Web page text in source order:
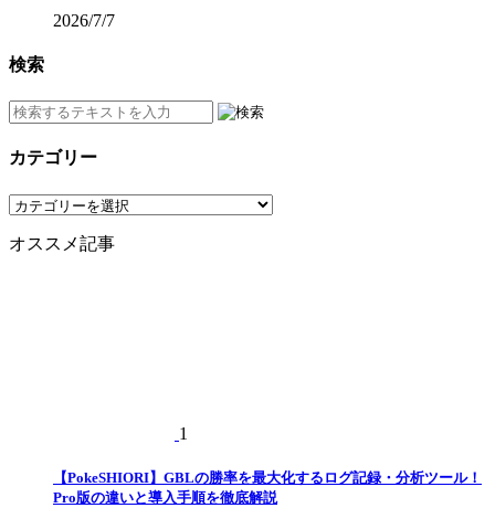
2026/7/7
検索
カテゴリー
カ
ゴ
オススメ記事
1
【PokeSHIORI】GBLの勝率を最大化するログ記録・分析ツール！
Pro版の違いと導入手順を徹底解説